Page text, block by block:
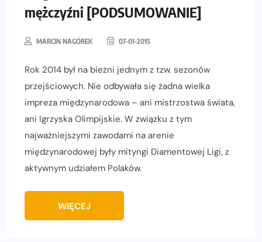
mężczyźni [PODSUMOWANIE]
MARCIN NAGÓREK 07-01-2015
Rok 2014 był na bieżni jednym z tzw. sezonów
przejściowych. Nie odbywała się żadna wielka
impreza międzynarodowa – ani mistrzostwa świata,
ani Igrzyska Olimpijskie. W związku z tym
najważniejszymi zawodami na arenie
międzynarodowej były mityngi Diamentowej Ligi, z
aktywnym udziałem Polaków.
WIĘCEJ